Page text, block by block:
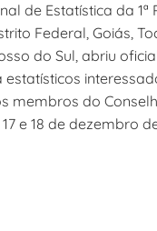
de Estatística da 1ª
Federal, Goiás,
do Sul, abriu
estatísticos
membros do
e 18 de dezembro